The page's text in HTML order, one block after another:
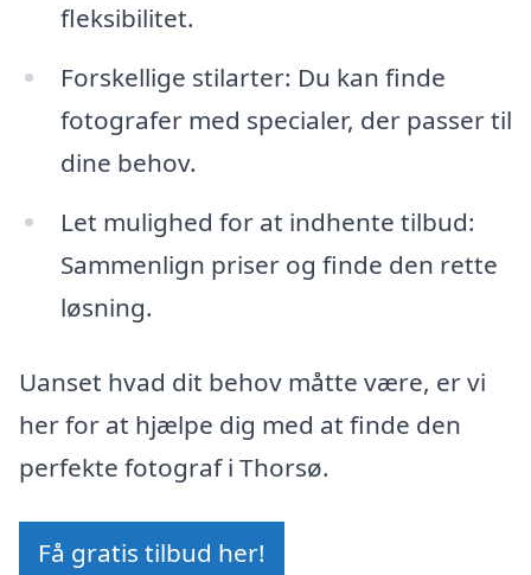
fleksibilitet.
Forskellige stilarter: Du kan finde
fotografer med specialer, der passer til
dine behov.
Let mulighed for at indhente tilbud:
Sammenlign priser og finde den rette
løsning.
Uanset hvad dit behov måtte være, er vi
her for at hjælpe dig med at finde den
perfekte fotograf i Thorsø.
Få gratis tilbud her!